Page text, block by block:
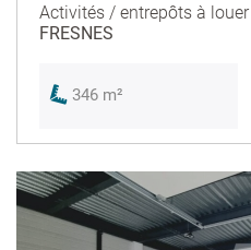
Activités / entrepôts à louer
FRESNES
346 m²